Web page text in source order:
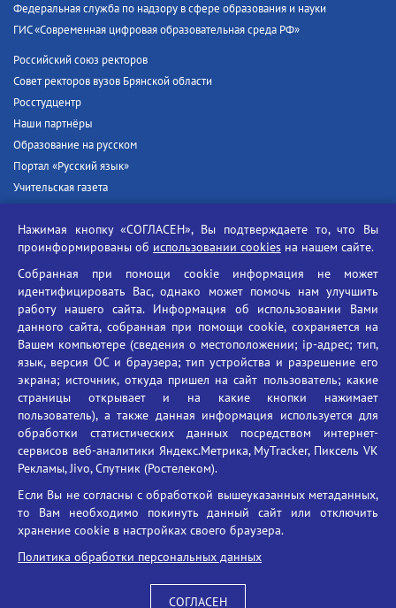
Федеральная служба по надзору в сфере образования и науки
ГИС «Современная цифровая образовательная среда РФ»
Российский союз ректоров
Совет ректоров вузов Брянской области
Росстудцентр
Наши партнёры
Образование на русском
Портал «Русский язык»
Учительская газета
Единый портал государственных услуг
Противодействие угрозам информационной безопасности
Социальные ролики - Генеральная прокуратура РФ
Противодействие коррупции
БГУ против наркотиков
Брянский государственный университет
имени академика И.Г. Петровского
Время работы: пн-пт 09:00-18:00
E-mail: bryanskgu@mail.ru
Телефон: +7(4832)58-90-85
Нажимая кнопку «СОГЛАСЕН», Вы подтверждаете то, что Вы
проинформированы об использовании cookies на нашем сайте.
Собранная при помощи cookie информация не может
идентифицировать Вас, однако может помочь нам улучшить
работу нашего сайта. Информация об использовании Вами
данного сайта, собранная при помощи cookie, сохраняется на
Вашем компьютере (сведения о местоположении; ip-адрес; тип,
язык, версия ОС и браузера; тип устройства и разрешение его
экрана; источник, откуда пришел на сайт пользователь; какие
страницы открывает и на какие кнопки нажимает
пользователь), а также данная информация используется для
обработки статистических данных посредством интернет-
сервисов веб-аналитики Яндекс.Метрика, MyTracker, Пиксель VK
Рекламы, Jivo, Спутник (Ростелеком).
Если Вы не согласны с обработкой вышеуказанных метаданных,
то Вам необходимо покинуть данный сайт или отключить
хранение cookie в настройках своего браузера.
Политика обработки персональных данных
СОГЛАСЕН